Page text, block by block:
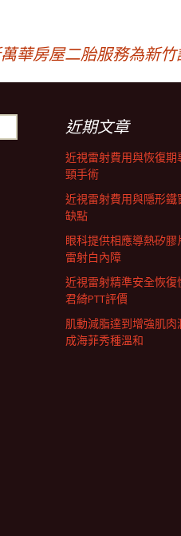
華房屋二胎服務為新
近期文章
近視雷射費用與恢復期
頸手術
近視雷射費用與隱形鐵
缺點
眼科提供相應導熱矽膠
雷射白內障
近視雷射精準安全恢復
君綺PTT評價
肌動減脂達到增強肌肉
成海菲秀種溫和